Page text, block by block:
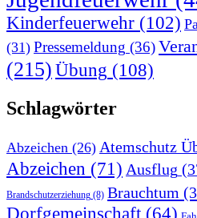
Kinderfeuerwehr (102)
(31) Pressemeldung (36)
(215)Übung (108)
Schlagwörter
Abzeichen (26) Atemschutz
Abzeichen (71) Ausflug
Brandschutzerziehung (8) Brauchtum
Dorfgemeinschaft (64)